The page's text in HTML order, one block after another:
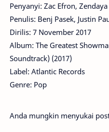
Penyanyi: Zac Efron, Zendaya
Penulis: Benj Pasek, Justin
Dirilis: 7 November 2017
Album: The Greatest
Soundtrack) (2017)
Label: Atlantic Records
Genre: Pop
Anda mungkin menyukai